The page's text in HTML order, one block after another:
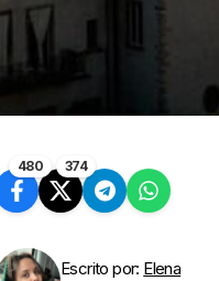
480 374
Escrito por: Elena